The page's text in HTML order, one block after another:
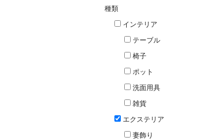
種類
インテリア
テーブル
椅子
ポット
洗面用具
雑貨
エクステリア
妻飾り